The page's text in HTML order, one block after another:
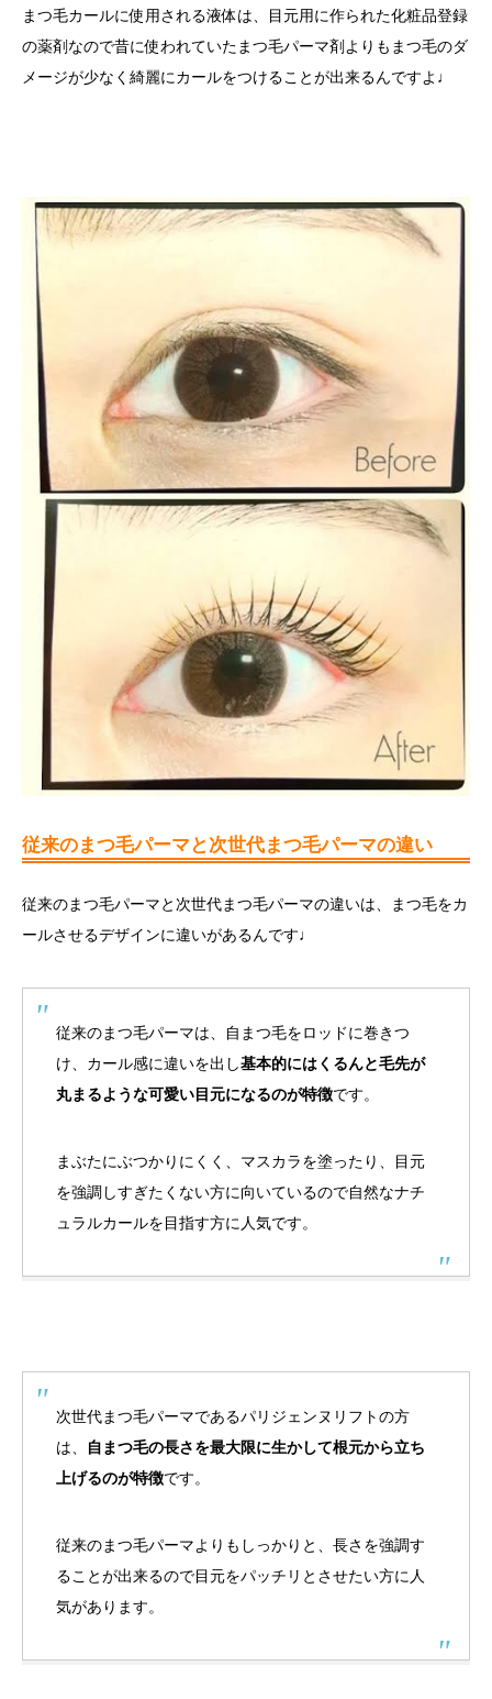
まつ毛カールに使用される液体は、目元用に作られた化粧品登録
の薬剤なので昔に使われていたまつ毛パーマ剤よりもまつ毛のダ
メージが少なく綺麗にカールをつけることが出来るんですよ♩
従来のまつ毛パーマと次世代まつ毛パーマの違い
従来のまつ毛パーマと次世代まつ毛パーマの違いは、まつ毛をカ
ールさせるデザインに違いがあるんです♩
従来のまつ毛パーマは、自まつ毛をロッドに巻きつ
け、カール感に違いを出し基本的にはくるんと毛先が
丸まるような可愛い目元になるのが特徴です。
まぶたにぶつかりにくく、マスカラを塗ったり、目元
を強調しすぎたくない方に向いているので自然なナチ
ュラルカールを目指す方に人気です。
次世代まつ毛パーマであるパリジェンヌリフトの方
は、
自まつ毛の長さを最大限に生かして根元から立ち
上げるのが特徴です。
従来のまつ毛パーマよりもしっかりと、長さを強調す
ることが出来るので目元をパッチリとさせたい方に人
気があります。